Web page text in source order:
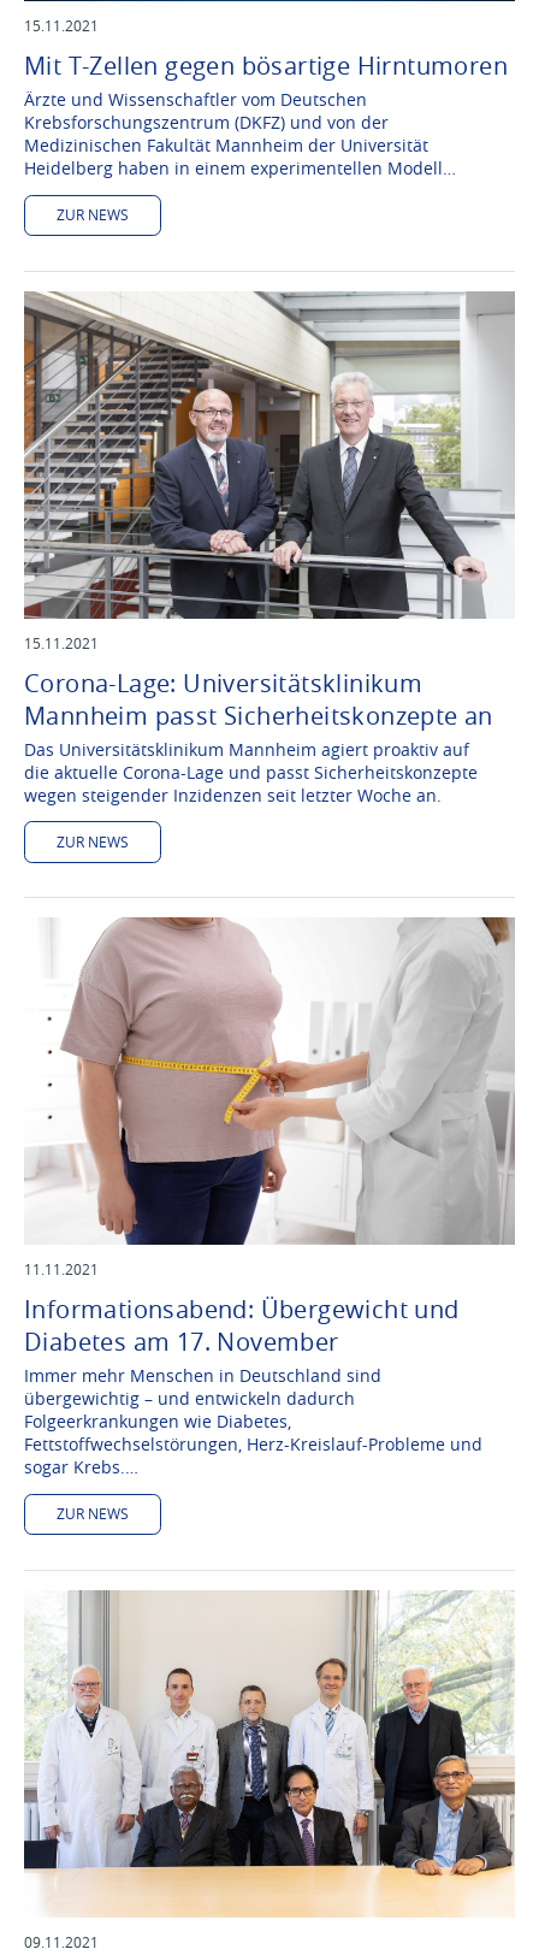
15.11.2021
Mit T-Zellen gegen bösartige Hirntumoren
Ärzte und Wissenschaftler vom Deutschen
Krebsforschungszentrum (DKFZ) und von der
Medizinischen Fakultät Mannheim der Universität
Heidelberg haben in einem experimentellen Modell…
ZUR NEWS
15.11.2021
Corona-Lage: Universitätsklinikum
Mannheim passt Sicherheitskonzepte an
Das Universitätsklinikum Mannheim agiert proaktiv auf
die aktuelle Corona-Lage und passt Sicherheitskonzepte
wegen steigender Inzidenzen seit letzter Woche an.
ZUR NEWS
11.11.2021
Informationsabend: Übergewicht und
Diabetes am 17. November
Immer mehr Menschen in Deutschland sind
übergewichtig – und entwickeln dadurch
Folgeerkrankungen wie Diabetes,
Fettstoffwechselstörungen, Herz-Kreislauf-Probleme und
sogar Krebs.…
ZUR NEWS
09.11.2021